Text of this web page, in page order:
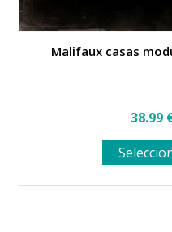
Malifaux casas
38.99